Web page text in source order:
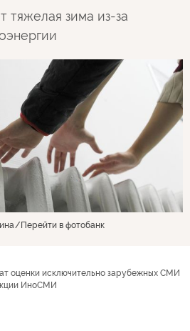
тяжелая зима из-за
Перейти в фотобанк
оценки исключительно зарубежных СМИ
ИноСМИ